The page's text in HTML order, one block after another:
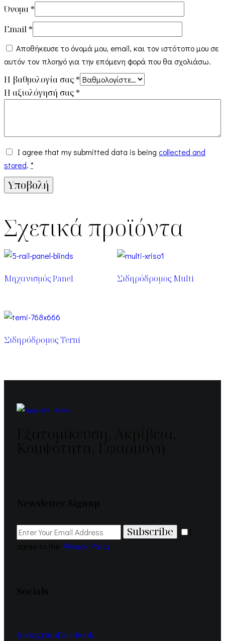
Όνομα *
Email*
Αποθήκευσε το όνομά μου, email, και τον ιστότοπο μου σε
αυτόν τον πλοηγό για την επόμενη φορά που θα σχολιάσω.
Η βαθμολογία σας*
Η αξιολόγησή σας*
I agree that my submitted data is being collected and
stored. *
Σχετικά προϊόντα
Μηχανισμός Panel Σιδηρόδρομος Multi
Σιδηρόδρομος Terni
Subscribe
Privacy Policy
InstagramFacebook